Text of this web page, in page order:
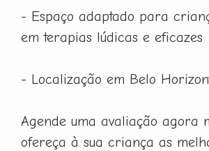
- Espaço adaptado para
em terapias lúdicas e eficazes
- Localização em Belo
Agende uma avaliação agora
ofereça à sua criança as